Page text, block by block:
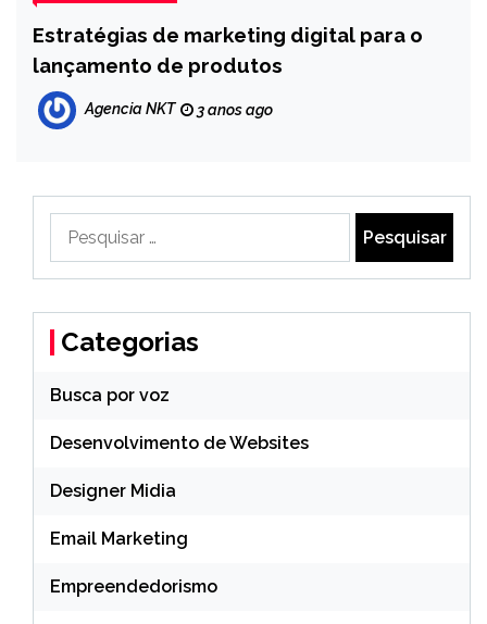
Estratégias de marketing digital para o
lançamento de produtos
Agencia NKT 3 anos ago
por:
Categorias
Busca por voz
Desenvolvimento de Websites
Designer Midia
Email Marketing
Empreendedorismo